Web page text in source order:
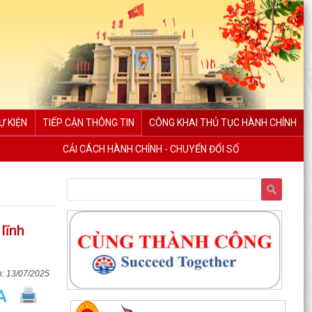
KIỆN TIẾP CẬN THÔNG TIN CÔNG KHAI THỦ TỤC HÀNH CHÍNH
CẢI CÁCH HÀNH CHÍNH - CHUYỂN ĐỔI SỐ
13/07/2025